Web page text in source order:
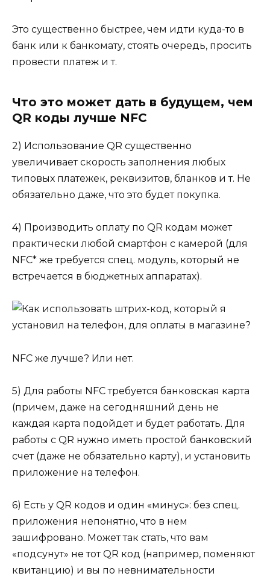
Это существенно быстрее, чем идти куда-то в
банк или к банкомату, стоять очередь, просить
провести платеж и т.
Что это может дать в будущем, чем
QR коды лучше NFC
2) Использование QR существенно
увеличивает скорость заполнения любых
типовых платежек, реквизитов, бланков и т. Не
обязательно даже, что это будет покупка.
4) Производить оплату по QR кодам может
практически любой смартфон с камерой (для
NFC* же требуется спец. модуль, который не
встречается в бюджетных аппаратах).
NFC же лучше? Или нет.
5) Для работы NFC требуется банковская карта
(причем, даже на сегодняшний день не
каждая карта подойдет и будет работать. Для
работы с QR нужно иметь простой банковский
счет (даже не обязательно карту), и установить
приложение на телефон.
6) Есть у QR кодов и один «минус»: без спец.
приложения непонятно, что в нем
зашифровано. Может так стать, что вам
«подсунут» не тот QR код (например, поменяют
квитанцию) и вы по невнимательности